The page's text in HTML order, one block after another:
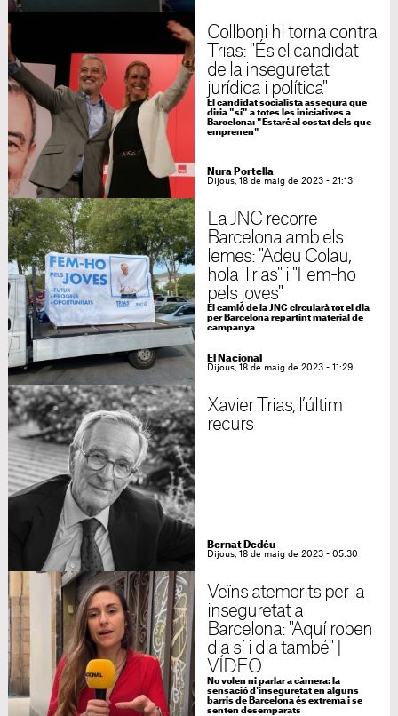
Collboni hi torna contra
Trias: "És el candidat
de la inseguretat
jurídica i política"
El candidat socialista assegura que
diria "sí" a totes les iniciatives a
Barcelona: "Estaré al costat dels que
emprenen"
Nura Portella
Dijous, 18 de maig de 2023 - 21:13
La JNC recorre
Barcelona amb els
lemes: "Adeu Colau,
hola Trias" i "Fem-ho
pels joves"
El camió de la JNC circularà tot el dia
per Barcelona repartint material de
campanya
El Nacional
Dijous, 18 de maig de 2023 - 11:29
Xavier Trias, l’últim
recurs
Bernat Dedéu
Dijous, 18 de maig de 2023 - 05:30
Veïns atemorits per la
inseguretat a
Barcelona: "Aquí roben
dia sí i dia també" |
VÍDEO
No volen ni parlar a càmera: la
sensació d'inseguretat en alguns
barris de Barcelona és extrema i se
senten desemparats